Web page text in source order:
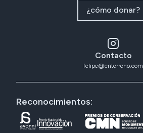
¿cómo donar?
Contacto
felipe@enterreno.com
Reconocimientos: